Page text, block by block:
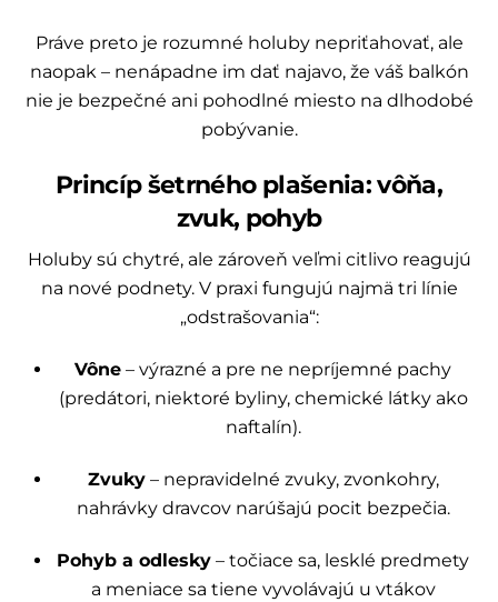
Práve preto je rozumné holuby nepriťahovať, ale
naopak – nenápadne im dať najavo, že váš balkón
nie je bezpečné ani pohodlné miesto na dlhodobé
pobývanie.
Princíp šetrného plašenia: vôňa,
zvuk, pohyb
Holuby sú chytré, ale zároveň veľmi citlivo reagujú
na nové podnety. V praxi fungujú najmä tri línie
„odstrašovania“:
Vône – výrazné a pre ne nepríjemné pachy
(predátori, niektoré byliny, chemické látky ako
naftalín).
Zvuky– nepravidelné zvuky, zvonkohry,
nahrávky dravcov narúšajú pocit bezpečia.
Pohyb a odlesky – točiace sa, lesklé predmety
a meniace sa tiene vyvolávajú u vtákov